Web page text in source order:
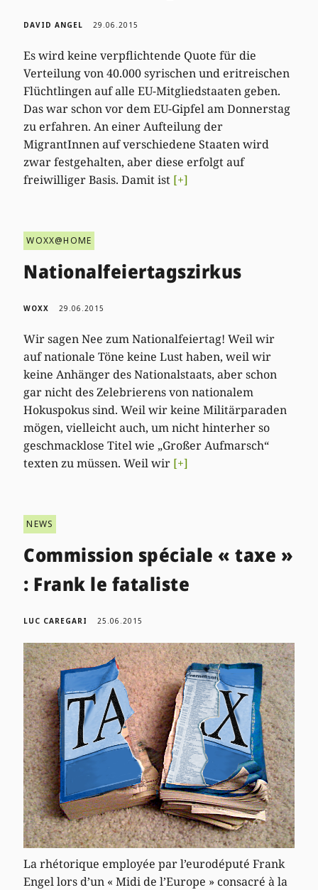
DAVID ANGEL 29.06.2015
Es wird keine verpflichtende Quote für die
Verteilung von 40.000 syrischen und eritreischen
Flüchtlingen auf alle EU-Mitgliedstaaten geben.
Das war schon vor dem EU-Gipfel am Donnerstag
zu erfahren. An einer Aufteilung der
MigrantInnen auf verschiedene Staaten wird
zwar festgehalten, aber diese erfolgt auf
freiwilliger Basis. Damit ist [+]
WOXX@HOME
Nationalfeiertagszirkus
WOXX 29.06.2015
Wir sagen Nee zum Nationalfeiertag! Weil wir
auf nationale Töne keine Lust haben, weil wir
keine Anhänger des Nationalstaats, aber schon
gar nicht des Zelebrierens von nationalem
Hokuspokus sind. Weil wir keine Militärparaden
mögen, vielleicht auch, um nicht hinterher so
geschmacklose Titel wie „Großer Aufmarsch“
texten zu müssen. Weil wir [+]
NEWS
Commission spéciale « taxe »
: Frank le fataliste
LUC CAREGARI 25.06.2015
La rhétorique employée par l’eurodéputé Frank
Engel lors d’un « Midi de l’Europe » consacré à la